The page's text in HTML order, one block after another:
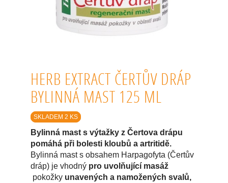
HERB EXTRACT ČERTŮV DRÁP
BYLINNÁ MAST 125 ML
SKLADEM 2 KS
Bylinná mast s výtažky z Čertova drápu
pomáhá při bolesti kloubů a artritidě.
Bylinná mast s obsahem Harpagofyta (Čertův
dráp) je vhodný pro uvolňující masáž
pokožky unavených a namožených svalů,